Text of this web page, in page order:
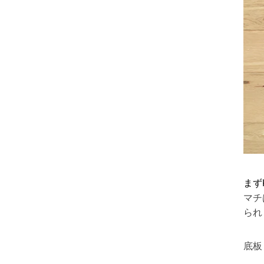
ま
マ
ら
底